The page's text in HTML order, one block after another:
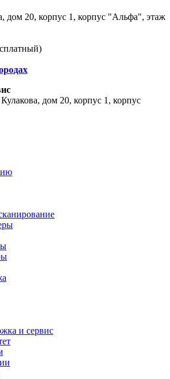
дом 20, корпус 1, корпус "Альфа", этаж
дом 20, корпус 1, корпус
и сервис